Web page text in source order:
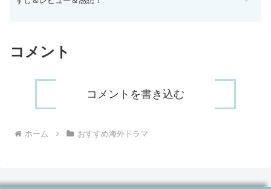
コメント
コメントを書き込む
ホーム おすすめ海外ドラマ